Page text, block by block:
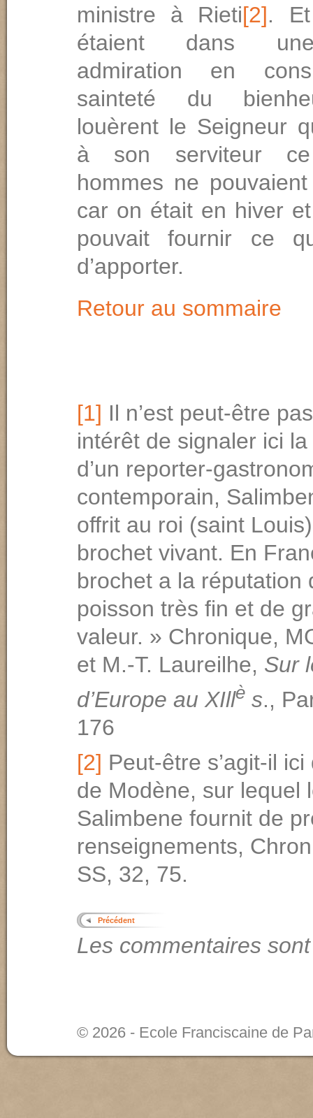
ministre à Rieti[2].
étaient dans
admiration en
sainteté du
louèrent le Seigneur
à son serviteur
hommes ne
car on était en hiver
pouvait fournir ce
d’apporter.
Retour au sommaire
[1] Il n’est peut-être
intérêt de signaler ici
d’un reporter-
contemporain,
offrit au roi (saint
brochet vivant. En
brochet a la réputation
poisson très fin et de
valeur. » Chronique,
et M.-T. Laureilhe, Sur
d’Europe au XIllè s.,
176
[2] Peut-être s’agit-il
de Modène, sur lequel
Salimbene fournit de
renseignements,
SS, 32, 75.
Précédent
Les commentaires
© 2026 - Ecole Franciscaine de